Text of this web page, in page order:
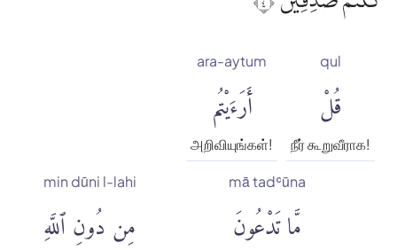
qul
قُلْ
நீர் கூறுவீராக!
ara-aytum
أَرَءَيْتُم
அறிவியுங்கள்!
mā tadʿūna
مَّا تَدْعُونَ
min dūni l-lahi
مِن دُونِ ٱللَّهِ